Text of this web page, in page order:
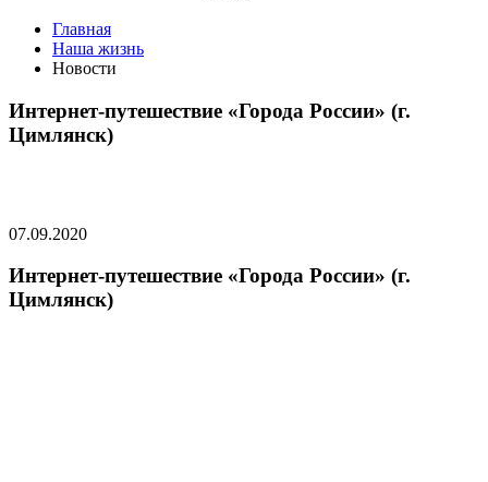
Главная
Наша жизнь
Новости
Интернет-путешествие «Города России» (г.
Цимлянск)
07.09.2020
Интернет-путешествие «Города России» (г.
Цимлянск)